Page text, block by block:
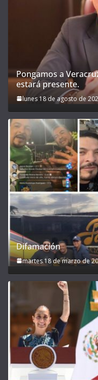
Pongamos a
estará presente.
lunes 18 de agosto de
Difamación
martes 18 de marzo de